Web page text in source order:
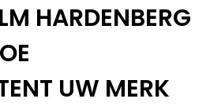
HARDENBERG
UW MERK